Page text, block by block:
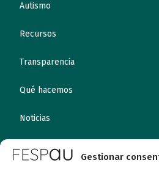
Gestionar
Autismo
Recursos
Transparencia
Qué hacemos
Noticias
Canal ético